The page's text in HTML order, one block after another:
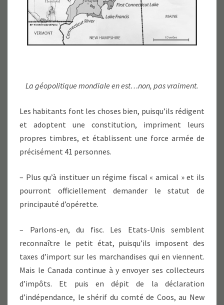
La géopolitique mondiale en est…non, pas vraiment.
Les habitants font les choses bien, puisqu’ils rédigent
et adoptent une constitution, impriment leurs
propres timbres, et établissent une force armée de
précisément 41 personnes.
– Plus qu’à instituer un régime fiscal « amical » et ils
pourront officiellement demander le statut de
principauté d’opérette.
– Parlons-en, du fisc. Les Etats-Unis semblent
reconnaître le petit état, puisqu’ils imposent des
taxes d’import sur les marchandises qui en viennent.
Mais le Canada continue à y envoyer ses collecteurs
d’impôts. Et puis en dépit de la déclaration
d’indépendance, le shérif du comté de Coos, au New